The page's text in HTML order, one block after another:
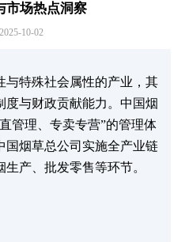
市场热点洞察
10-02
与特殊社会属性的产业，其
度与财政贡献能力。中国烟
管理、专卖专营”的管理体
国烟草总公司实施全产业链
产、批发零售等环节。